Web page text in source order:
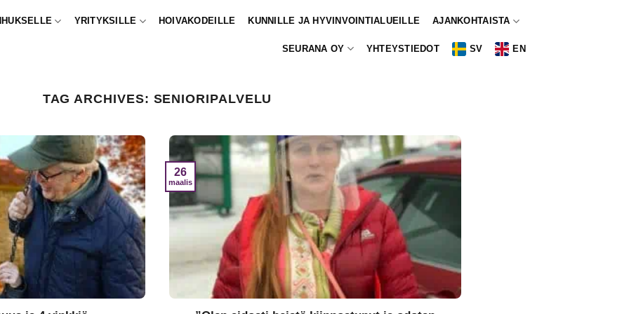
YRITYKSILLE HOIVAKODEILLE KUNNILLE JA HYVINVOINTIALUEILLE AJANKOHTAISTA
SEURANA OY YHTEYSTIEDOT SV EN
TAG ARCHIVES: SENIORIPALVELU
26
maalis